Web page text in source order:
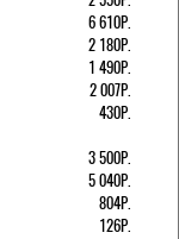
6 610Р.
2 180Р.
1 490Р.
2 007Р.
430Р.
3 500Р.
5 040Р.
804Р.
126Р.